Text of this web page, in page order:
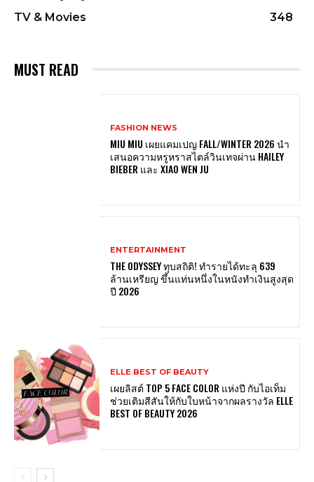
TV & Movies
348
MUST READ
FASHION NEWS
MIU MIU เผยแคมเปญ FALL/WINTER 2026 นำ
เสนอความหรูหราสไตล์วินเทจผ่าน HAILEY
BIEBER และ XIAO WEN JU
ENTERTAINMENT
THE ODYSSEY ทุบสถิติ! ทำรายได้ทะลุ 639
ล้านเหรียญ ขึ้นแท่นหนึ่งในหนังทำเงินสูงสุด
ปี 2026
ELLE BEST OF BEAUTY
เผยลิสต์ TOP 5 FACE COLOR แห่งปี กับไอเท็ม
ช่วยเติมสีสันให้กับใบหน้าจากผลรางวัล ELLE
BEST OF BEAUTY 2026